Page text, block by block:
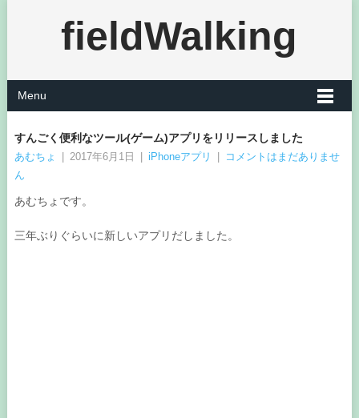
fieldWalking
Menu
すんごく便利なツール(ゲーム)アプリをリリースしました
あむちょ 2017年6月1日 iPhoneアプリ
コメントはまだありませ
ん
あむちょです。
三年ぶりぐらいに新しいアプリだしました。